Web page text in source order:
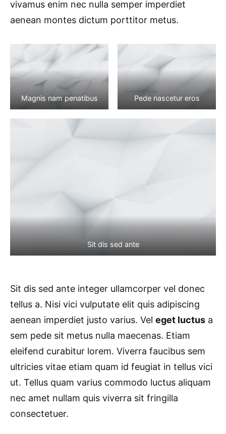
vivamus enim nec nulla semper imperdiet
aenean montes dictum porttitor metus.
Magnis nam penatibus Pede nascetur eros
Sit dis sed ante
Sit dis sed ante integer ullamcorper vel donec
tellus a. Nisi vici vulputate elit quis adipiscing
aenean imperdiet justo varius. Vel eget luctus a
sem pede sit metus nulla maecenas. Etiam
eleifend curabitur lorem. Viverra faucibus sem
ultricies vitae etiam quam id feugiat in tellus vici
ut. Tellus quam varius commodo luctus aliquam
nec amet nullam quis viverra sit fringilla
consectetuer.